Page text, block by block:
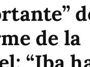
de la